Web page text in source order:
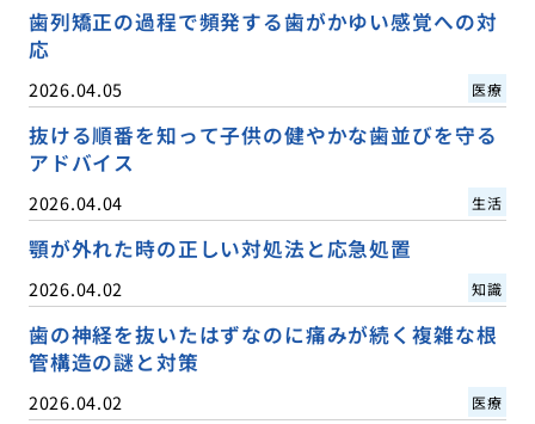
歯列矯正の過程で頻発する歯がかゆい感覚への対
応
2026.04.05 医療
抜ける順番を知って子供の健やかな歯並びを守る
アドバイス
2026.04.04 生活
顎が外れた時の正しい対処法と応急処置
2026.04.02 知識
歯の神経を抜いたはずなのに痛みが続く複雑な根
管構造の謎と対策
2026.04.02 医療